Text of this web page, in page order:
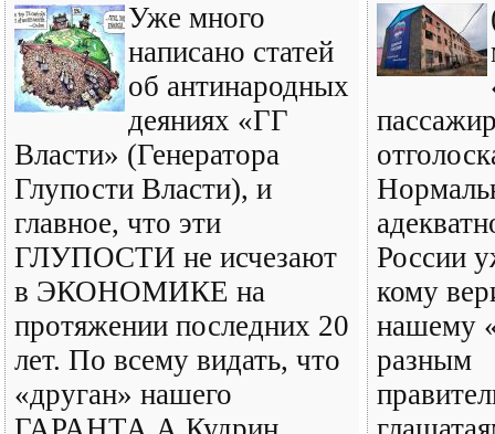
Уже много
написано статей
об антинародных
деяниях «ГГ
Власти» (Генератора
Глупости Власти), и
главное, что эти
ГЛУПОСТИ не исчезают
в ЭКОНОМИКЕ на
протяжении последних 20
лет. По всему видать, что
«друган» нашего
России
кому
нашему
разным